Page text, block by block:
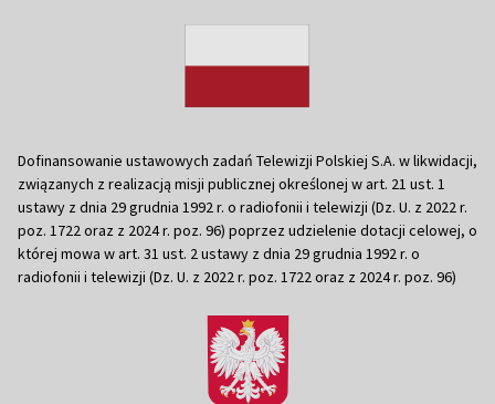
Dofinansowanie ustawowych zadań Telewizji Polskiej S.A. w likwidacji,
związanych z realizacją misji publicznej określonej w art. 21 ust. 1
ustawy z dnia 29 grudnia 1992 r. o radiofonii i telewizji (Dz. U. z 2022 r.
poz. 1722 oraz z 2024 r. poz. 96) poprzez udzielenie dotacji celowej, o
której mowa w art. 31 ust. 2 ustawy z dnia 29 grudnia 1992 r. o
radiofonii i telewizji (Dz. U. z 2022 r. poz. 1722 oraz z 2024 r. poz. 96)